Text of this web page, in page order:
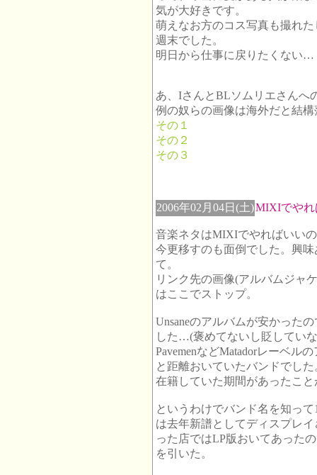
気が大好きです。
萌えなお方のコス写真も撮れ
週末でした。
明日から仕事に戻りたくない…
あ、IさんとBLソムリエさんへ
例の奴らの画像は海外だと結
その１
その２
その３
2006年02月04日(土)MIXIでや
音楽ネタはMIXIでやればいい
今更移すのも面倒でした。興
て。
リンク先の画像(アルバムジャ
はここでストップ。
Unsaneのアルバムが安かった
した…(褒めてないし貶してい
PavemenなどMatadorレーベル
と距離おいていたバンドでし
在籍していた期間があったこ
というわけでバンド名を知っ
は去年新譜としてディスプレ
った店ではLP版おいてあった
を引いた。